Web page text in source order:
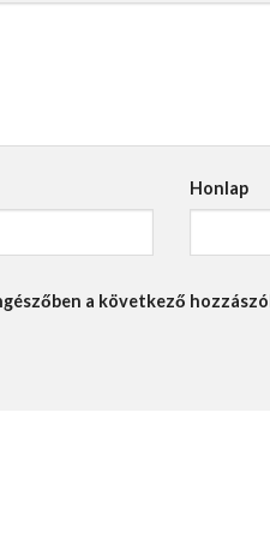
Honlap
a következő